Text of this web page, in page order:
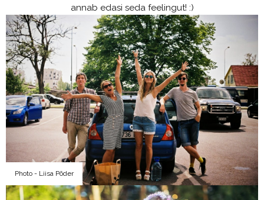
annab edasi seda feelingut! :)
Photo - Liisa Põder